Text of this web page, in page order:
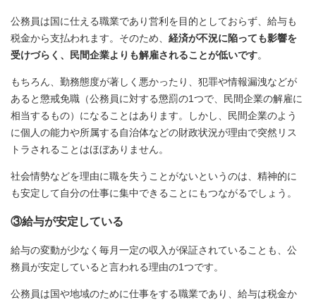
公務員は国に仕える職業であり営利を目的としておらず、給与も
税金から支払われます。そのため、 経済が不況に陥っても影響を
受けづらく、民間企業よりも解雇されることが低いです。
もちろん、勤務態度が著しく悪かったり、犯罪や情報漏洩などが
あると懲戒免職（公務員に対する懲罰の1つで、民間企業の解雇に
相当するもの）になることはあります。しかし、民間企業のよう
に個人の能力や所属する自治体などの財政状況が理由で突然リス
トラされることはほぼありません。
社会情勢などを理由に職を失うことがないというのは、精神的に
も安定して自分の仕事に集中できることにもつながるでしょう。
③給与が安定している
給与の変動が少なく毎月一定の収入が保証されていることも、公
務員が安定していると言われる理由の1つです。
公務員は国や地域のために仕事をする職業であり、給与は税金か